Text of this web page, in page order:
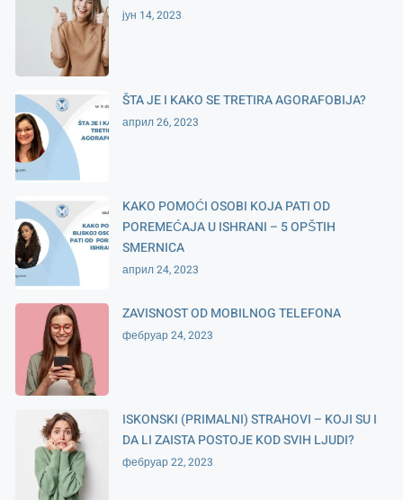
јун 14, 2023
ŠTA JE I KAKO SE TRETIRA AGORAFOBIJA?
април 26, 2023
KAKO POMOĆI OSOBI KOJA PATI OD
POREMEĆAJA U ISHRANI – 5 OPŠTIH
SMERNICA
април 24, 2023
ZAVISNOST OD MOBILNOG TELEFONA
фебруар 24, 2023
ISKONSKI (PRIMALNI) STRAHOVI – KOJI SU I
DA LI ZAISTA POSTOJE KOD SVIH LJUDI?
фебруар 22, 2023